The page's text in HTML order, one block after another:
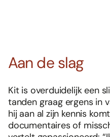
Aan de slag
Kit is overduidelijk een
tanden graag ergens in
hij aan al zijn kennis
documentaires of